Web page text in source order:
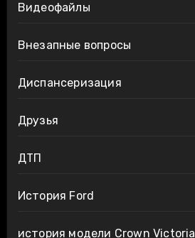
Видеофайлы
Внезапные вопросы
Диспансеризация
Друзья
ДТП
История Ford
история модели Crown Victoria